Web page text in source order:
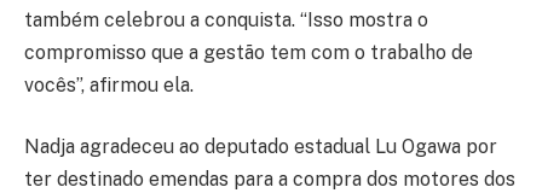
também celebrou a conquista. “Isso mostra o
compromisso que a gestão tem com o trabalho de
vocês”, afirmou ela.
Nadja agradeceu ao deputado estadual Lu Ogawa por
ter destinado emendas para a compra dos motores dos